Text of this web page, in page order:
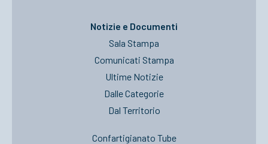
Notizie e Documenti
Sala Stampa
Comunicati Stampa
Ultime Notizie
Dalle Categorie
Dal Territorio
Confartigianato Tube